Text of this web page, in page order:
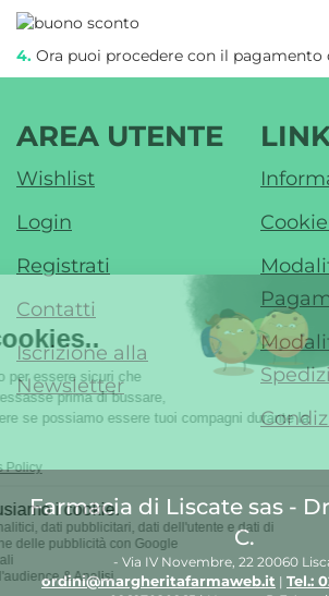
4. Ora puoi procedere con il pagamento
AREA UTENTE
Wishlist
Login
Registrati
Contatti
Iscrizione alla
Newsletter
Farmacia di Liscate sas -
C.
- Via IV Novembre, 22 20060
ordini@margheritafarmaweb.it | Tel.: